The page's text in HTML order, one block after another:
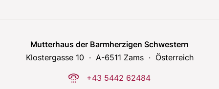
Mutterhaus der Barmherzigen Schwestern
Klostergasse 10
A-6511 Zams Österreich
phone-dial +43 5442 62484